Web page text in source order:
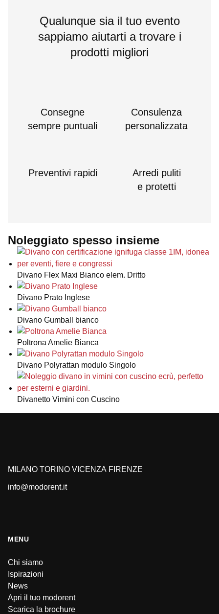
Qualunque sia il tuo evento
sappiamo aiutarti a trovare i
prodotti migliori
Consegne
sempre puntuali
Consulenza
personalizzata
Preventivi rapidi
Arredi puliti
e protetti
Noleggiato spesso insieme
Divano Flex Maxi Bianco elem. Dritto
Divano Prato Inglese
Divano Gumball bianco
Poltrona Amelie Bianca
Divano Polyrattan modulo Singolo
Divanetto Vimini con Cuscino
MILANO TORINO VICENZA FIRENZE
info@modorent.it
MENU
Chi siamo
Ispirazioni
News
Apri il tuo modorent
Scarica la brochure